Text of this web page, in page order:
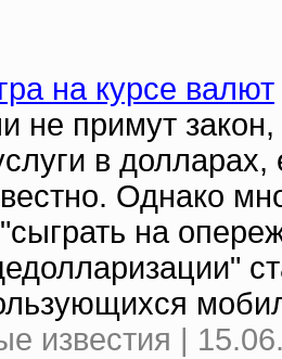
на курсе валют
не примут
в
Однако
на
известия |